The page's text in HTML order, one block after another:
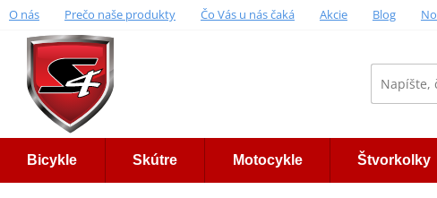
O nás Prečo naše produkty Čo Vás u nás čaká Akcie Blog
Bicykle Skútre Motocykle Štvorkolky